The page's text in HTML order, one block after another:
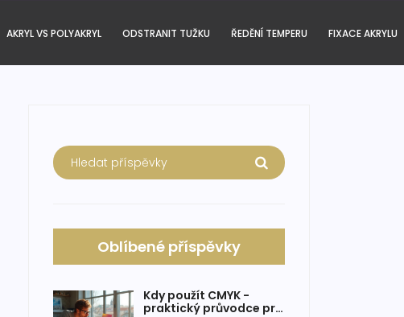
AKRYL VS POLYAKRYL ODSTRANIT TUŽKU ŘEDĚNÍ TEMPERU FIXACE AKRYLU
Oblíbené příspěvky
Kdy použít CMYK -
praktický průvodce pro